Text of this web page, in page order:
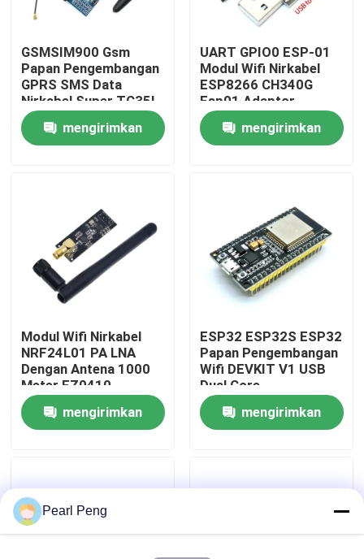
Beranda
Produk
Tur Pabrik
Kontrol Kualitas
Hubungi Kami
Berita
Blog
GSMSIM900 Gsm
Papan Pengembangan
GPRS SMS Data
Nirkabel Super TC35I
mengirimkan
UART GPIO0 ESP-01
Modul Wifi Nirkabel
ESP8266 CH340G
Esp01 Adaptor
Programmer
mengirimkan
Modul Wifi Nirkabel
NRF24L01 PA LNA
Dengan Antena 1000
Meter FZ0410
mengirimkan
ESP32 ESP32S ESP32
Papan Pengembangan
Wifi DEVKIT V1 USB
Dual Core
mengirimkan
Pearl Peng